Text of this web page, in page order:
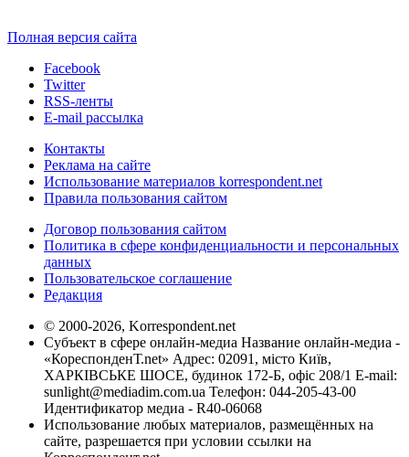
Полная версия сайта
Facebook
Twitter
RSS-ленты
E-mail рассылка
Контакты
Реклама на сайте
Использование материалов korrespondent.net
Правила пользования сайтом
Договор пользования сайтом
Политика в сфере конфиденциальности и персональных
данных
Пользовательское соглашение
Редакция
© 2000-2026, Korrespondent.net
Субъект в сфере онлайн-медиа Название онлайн-медиа -
«КореспонденТ.net» Адрес: 02091, місто Київ,
ХАРКІВСЬКЕ ШОСЕ, будинок 172-Б, офіс 208/1 E-mail:
sunlight@mediadim.com.ua Телефон: 044-205-43-00
Идентификатор медиа - R40-06068
Использование любых материалов, размещённых на
сайте, разрешается при условии ссылки на